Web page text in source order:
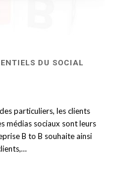
DU SOCIAL
particuliers, les clients
médias sociaux sont leurs
B to B souhaite ainsi